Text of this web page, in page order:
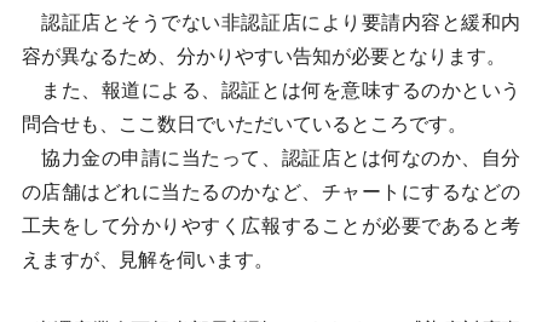
認証店とそうでない非認証店により要請内容と緩和内
容が異なるため、分かりやすい告知が必要となります。
また、報道による、認証とは何を意味するのかという
問合せも、ここ数日でいただいているところです。
協力金の申請に当たって、認証店とは何なのか、自分
の店舗はどれに当たるのかなど、チャートにするなどの
工夫をして分かりやすく広報することが必要であると考
えますが、見解を伺います。